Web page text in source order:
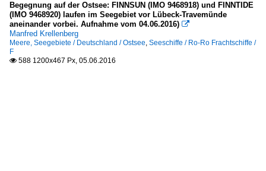
Begegnung auf der Ostsee: FINNSUN (IMO 9468918) und FINNTIDE
(IMO 9468920) laufen im Seegebiet vor Lübeck-Travemünde
aneinander vorbei. Aufnahme vom 04.06.2016) 
Manfred Krellenberg
Meere, Seegebiete / Deutschland / Ostsee, Seeschiffe / Ro-Ro Frachtschiffe /
F
 588 1200x467 Px, 05.06.2016